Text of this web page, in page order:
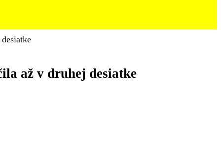
až v druhej desiatke